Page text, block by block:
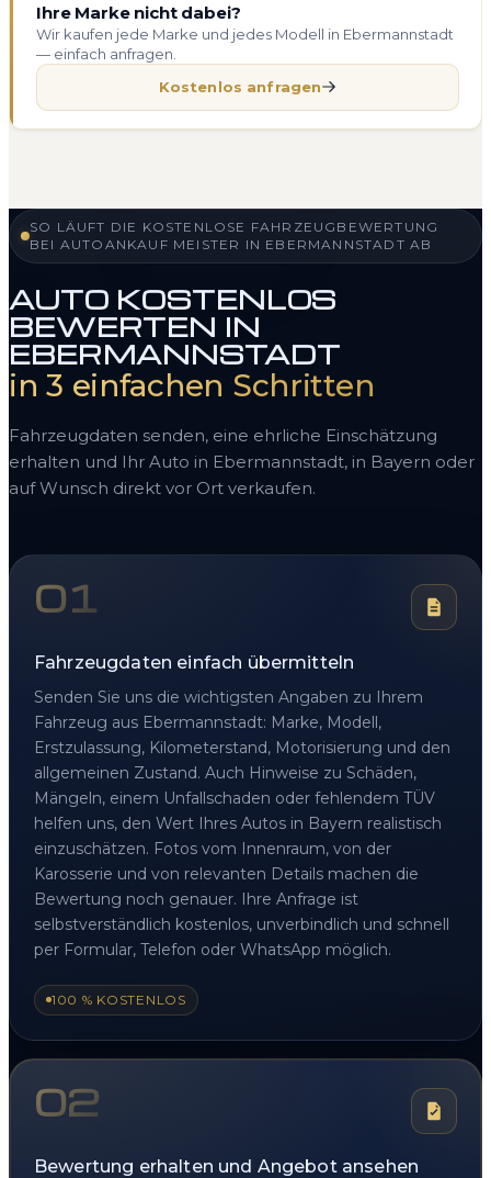
Ihre Marke nicht dabei?
Wir kaufen jede Marke und jedes Modell in Ebermannstadt
— einfach anfragen.
Kostenlos anfragen
SO LÄUFT DIE KOSTENLOSE FAHRZEUGBEWERTUNG
BEI AUTOANKAUF MEISTER IN EBERMANNSTADT AB
AUTO KOSTENLOS
BEWERTEN IN
EBERMANNSTADT
in 3 einfachen Schritten
Fahrzeugdaten senden, eine ehrliche Einschätzung
erhalten und Ihr Auto in Ebermannstadt, in Bayern oder
auf Wunsch direkt vor Ort verkaufen.
01
Fahrzeugdaten einfach übermitteln
Senden Sie uns die wichtigsten Angaben zu Ihrem
Fahrzeug aus Ebermannstadt: Marke, Modell,
Erstzulassung, Kilometerstand, Motorisierung und den
allgemeinen Zustand. Auch Hinweise zu Schäden,
Mängeln, einem Unfallschaden oder fehlendem TÜV
helfen uns, den Wert Ihres Autos in Bayern realistisch
einzuschätzen. Fotos vom Innenraum, von der
Karosserie und von relevanten Details machen die
Bewertung noch genauer. Ihre Anfrage ist
selbstverständlich kostenlos, unverbindlich und schnell
per Formular, Telefon oder WhatsApp möglich.
100 % KOSTENLOS
02
Bewertung erhalten und Angebot ansehen